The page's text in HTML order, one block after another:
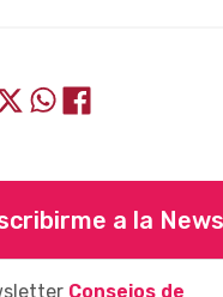
a la
Consejos de